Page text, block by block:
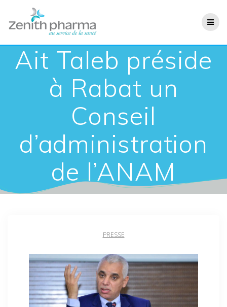
Ait Taleb préside
à Rabat un
Conseil
d’administration
de l’ANAM
PRESSE